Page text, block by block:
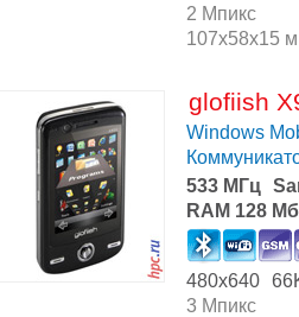
2 Мпикс
107x58x15
glofiish
Windows
533 МГц
RAM 128 Мб
480x640
3 Мпикс